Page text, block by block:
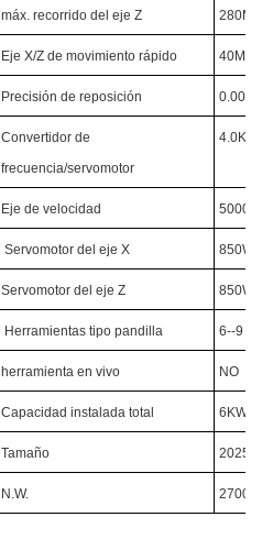
máx. recorrido del eje Z 280MM
Eje X/Z de movimiento rápido 40M/
Precisión de reposición
Convertidor de
frecuencia/servomotor
4.0KW/
Eje de velocidad 5000R/
Servomotor del eje X 850W
Servomotor del eje Z 850W
Herramientas tipo pandilla 6--9
herramienta en vivo NO
Capacidad instalada total 6KW
Tamaño
N.W. 2700KG